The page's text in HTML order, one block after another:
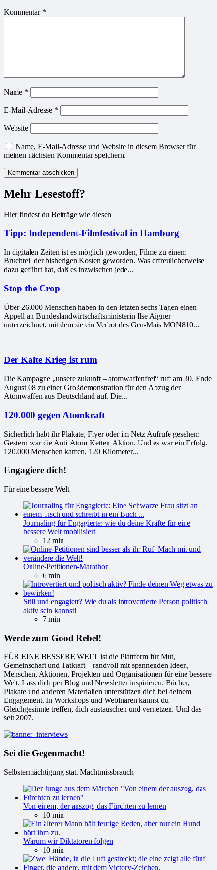
Kommentar *
Name *
E-Mail-Adresse *
Website
Name, E-Mail-Adresse und Website in diesem Browser für
meinen nächsten Kommentar speichern.
Mehr Lesestoff?
Hier findest du Beiträge wie diesen
Tipp: Independent-Filmfestival in Hamburg
In digitalen Zeiten ist es möglich geworden, Filme zu einem
Bruchteil der bisherigen Kosten geworden. Was erfreulicherweise
dazu geführt hat, daß es inzwischen jede...
Stop the Crop
Über 26.000 Menschen haben in den letzten sechs Tagen einen
Appell an Bundeslandwirtschaftsministerin Ilse Aigner
unterzeichnet, mit dem sie ein Verbot des Gen-Mais MON810...
Der Kalte Krieg ist rum
Die Kampagne „unsere zukunft – atomwaffenfrei“ ruft am 30. Ende
August 08 zu einer Großdemonstration für den Abzug der
Atomwaffen aus Deutschland auf. Die...
120.000 gegen Atomkraft
Sicherlich habt ihr Plakate, Flyer oder im Netz Aufrufe gesehen:
Gestern war die Anti-Atom-Ketten-Aktion. Und es war ein Erfolg.
120.000 Menschen kamen, 120 Kilometer...
Engagiere dich!
Für eine bessere Welt
Journaling für Engagierte: wie du deine Kräfte für eine
bessere Welt mobilisiert
12 min
Online-Petitionen-Marathon
6 min
Still und engagiert? Wie du als introvertierte Person politisch
aktiv sein kannst!
7 min
Werde zum Good Rebel!
FÜR EINE BESSERE WELT ist die Plattform für Mut,
Gemeinschaft und Tatkraft – randvoll mit spannenden Ideen,
Menschen, Aktionen, Projekten und Organisationen für eine bessere
Welt. Lass dich per Blog und Newsletter inspirieren. Bücher,
Plakate und anderen Materialien unterstützen dich bei deinem
Engagement. In Workshops und Webinaren kannst du
Gleichgesinnte treffen, dich austauschen und vernetzen. Und das
seit 2007.
Sei die Gegenmacht!
Selbstermächtigung statt Machtmissbrauch
Von einem, der auszog, das Fürchten zu lernen
10 min
Warum wir Diktatoren folgen
10 min